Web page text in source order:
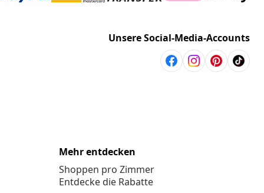
Unsere Social-Media-Accounts
Mehr entdecken
Shoppen pro Zimmer
Entdecke die Rabatte